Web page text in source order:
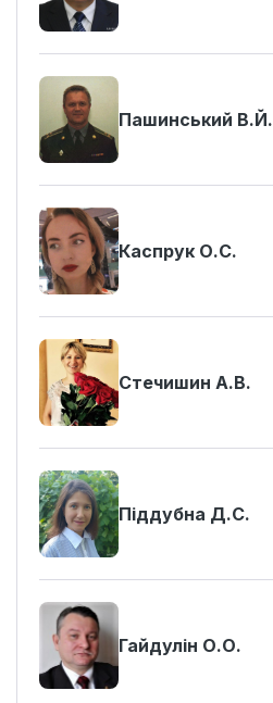
Пашинський В.Й.
Каспрук О.С.
Стечишин А.В.
Піддубна Д.С.
Гайдулін О.О.